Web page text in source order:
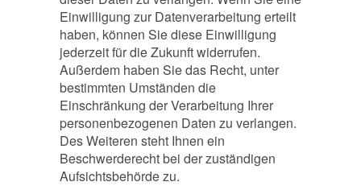
Einwilligung zur Datenverarbeitung erteilt
haben, können Sie diese Einwilligung
jederzeit für die Zukunft widerrufen.
Außerdem haben Sie das Recht, unter
bestimmten Umständen die
Einschränkung der Verarbeitung Ihrer
personenbezogenen Daten zu verlangen.
Des Weiteren steht Ihnen ein
Beschwerderecht bei der zuständigen
Aufsichtsbehörde zu.